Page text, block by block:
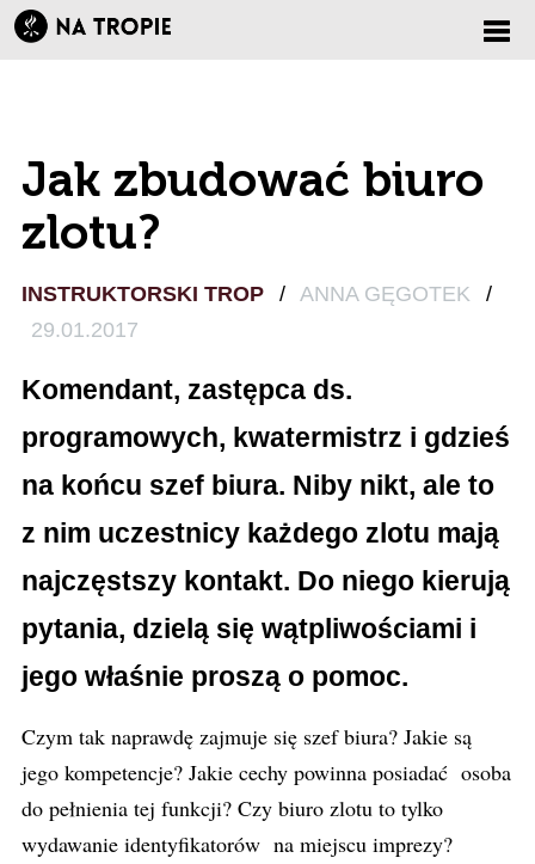
Jak zbudować biuro
zlotu?
INSTRUKTORSKI TROP / ANNA GĘGOTEK
/
29.01.2017
Komendant, zastępca ds.
programowych, kwatermistrz i gdzieś
na końcu szef biura. Niby nikt, ale to
z nim uczestnicy każdego zlotu mają
najczęstszy kontakt. Do niego kierują
pytania, dzielą się wątpliwościami i
jego właśnie proszą o pomoc.
Czym tak naprawdę zajmuje się szef biura? Jakie są
jego kompetencje? Jakie cechy powinna posiadać osoba
do pełnienia tej funkcji? Czy biuro zlotu to tylko
wydawanie identyfikatorów na miejscu imprezy?